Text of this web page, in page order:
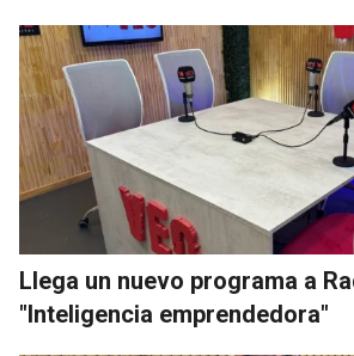
Llega un nuevo programa a
"Inteligencia emprendedora"